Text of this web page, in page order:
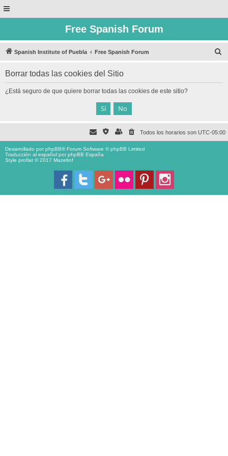
Free Spanish Forum
Spanish Institute of Puebla Free Spanish Forum
Borrar todas las cookies del Sitio
¿Está seguro de que quiere borrar todas las cookies de este sitio?
Todos los horarios son UTC-05:00
Desarrollado porphpBB® Forum Software © phpBB Limited
Traducción al español porphpBB España
Style proflat © 2017 Mazeltof